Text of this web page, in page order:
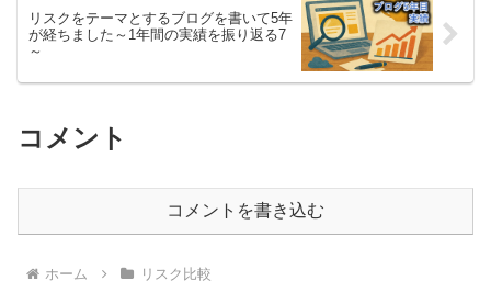
リスクをテーマとするブログを書いて5年
が経ちました～1年間の実績を振り返る7
～
コメント
コメントを書き込む
ホーム リスク比較